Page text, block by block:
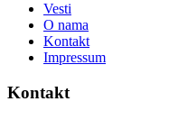
Vesti
O nama
Kontakt
Impressum
Kontakt